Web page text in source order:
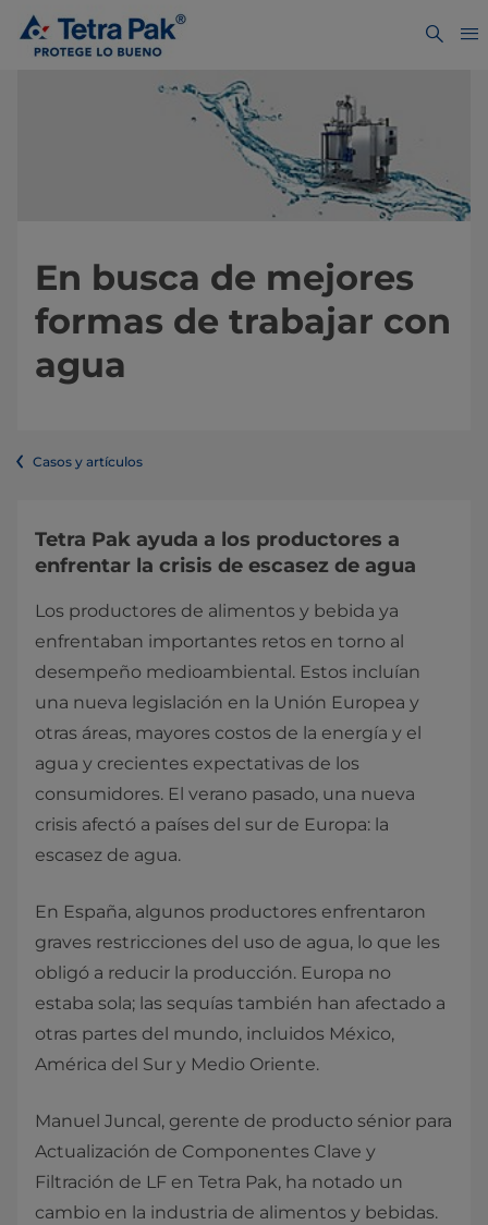
En busca de mejores
formas de trabajar con
agua
Casos y artículos
Tetra Pak ayuda a los productores a
enfrentar la crisis de escasez de agua
Los productores de alimentos y bebida ya
enfrentaban importantes retos en torno al
desempeño medioambiental. Estos incluían
una nueva legislación en la Unión Europea y
otras áreas, mayores costos de la energía y el
agua y crecientes expectativas de los
consumidores. El verano pasado, una nueva
crisis afectó a países del sur de Europa: la
escasez de agua.
En España, algunos productores enfrentaron
graves restricciones del uso de agua, lo que les
obligó a reducir la producción. Europa no
estaba sola; las sequías también han afectado a
otras partes del mundo, incluidos México,
América del Sur y Medio Oriente.
Manuel Juncal, gerente de producto sénior para
Actualización de Componentes Clave y
Filtración de LF en Tetra Pak, ha notado un
cambio en la industria de alimentos y bebidas.